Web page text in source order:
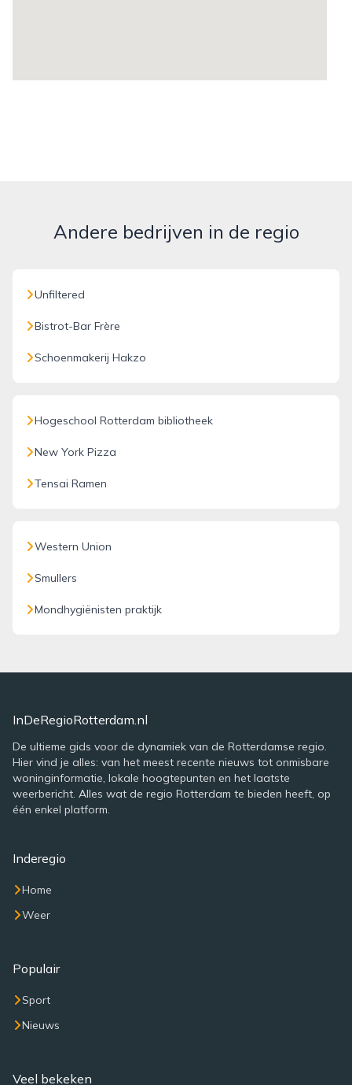
Andere bedrijven in de regio
Unfiltered
Bistrot-Bar Frère
Schoenmakerij Hakzo
Hogeschool Rotterdam bibliotheek
New York Pizza
Tensai Ramen
Western Union
Smullers
Mondhygiënisten praktijk
InDeRegioRotterdam.nl
De ultieme gids voor de dynamiek van de Rotterdamse regio.
Hier vind je alles: van het meest recente nieuws tot onmisbare
woninginformatie, lokale hoogtepunten en het laatste
weerbericht. Alles wat de regio Rotterdam te bieden heeft, op
één enkel platform.
Inderegio
Home
Weer
Populair
Sport
Nieuws
Veel bekeken